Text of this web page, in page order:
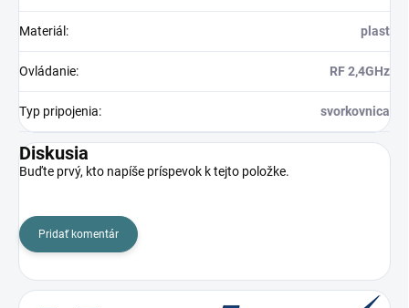
Materiál : plast
Ovládanie: RF 2,4GHz
Typ pripojenia: svorkovnica
Diskusia
Buďte prvý, kto napíše príspevok k tejto položke.
Pridať komentár